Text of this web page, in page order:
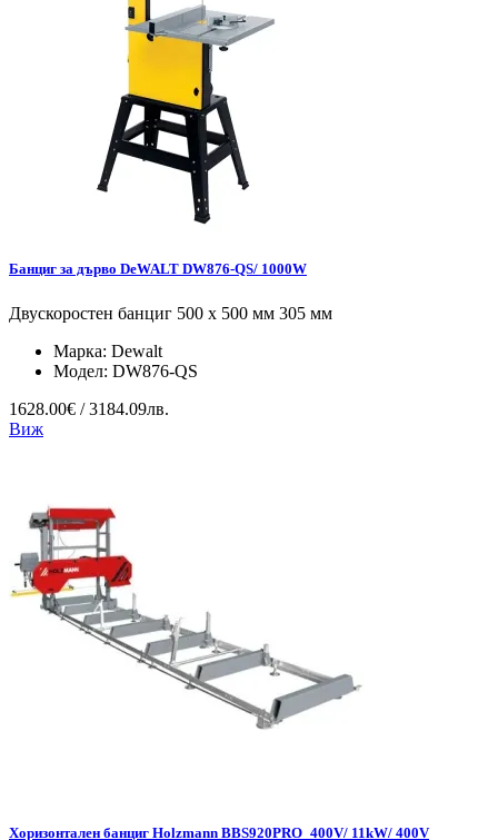
Банциг за дърво DeWALT DW876-QS/ 1000W
Двускоростен банциг 500 х 500 мм 305 мм
Марка: Dewalt
Модел: DW876-QS
1628.00€ / 3184.09лв.
Виж
Хоризонтален банциг Holzmann BBS920PRO_400V/ 11kW/ 400V